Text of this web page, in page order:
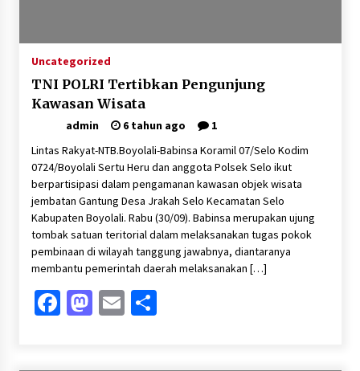
Uncategorized
TNI POLRI Tertibkan Pengunjung
Kawasan Wisata
admin 6 tahun ago
1
Lintas Rakyat-NTB.Boyolali-Babinsa Koramil 07/Selo Kodim
0724/Boyolali Sertu Heru dan anggota Polsek Selo ikut
berpartisipasi dalam pengamanan kawasan objek wisata
jembatan Gantung Desa Jrakah Selo Kecamatan Selo
Kabupaten Boyolali. Rabu (30/09). Babinsa merupakan ujung
tombak satuan teritorial dalam melaksanakan tugas pokok
pembinaan di wilayah tanggung jawabnya, diantaranya
membantu pemerintah daerah melaksanakan […]
Facebook
Mastodon
EmailShare